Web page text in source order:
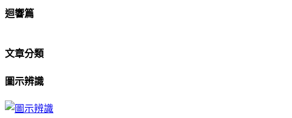
迴響篇
文章分類
圖示辨識